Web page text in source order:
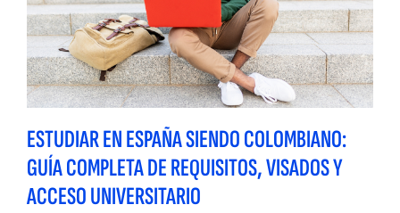
ESTUDIAR EN ESPAÑA SIENDO COLOMBIANO:
GUÍA COMPLETA DE REQUISITOS, VISADOS Y
ACCESO UNIVERSITARIO